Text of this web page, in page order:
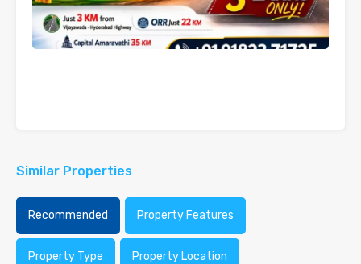
Similar Properties
Recommended Property Features
Property Type Property Location